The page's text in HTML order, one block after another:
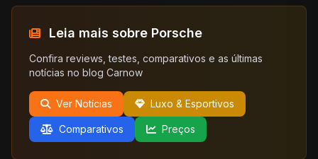
Leia mais sobre Porsche
Confira reviews, testes, comparativos e as últimas
notícias no blog Carnow
Ver Notícias Luxo & Esportivos
Comparativos Preços